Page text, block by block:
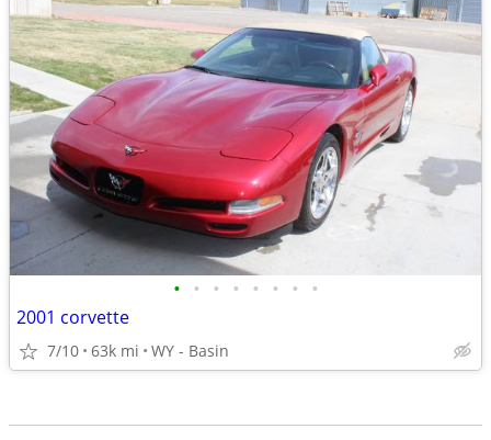
• • • • • • • •
2001 corvette
7/10 63k mi WY - Basin